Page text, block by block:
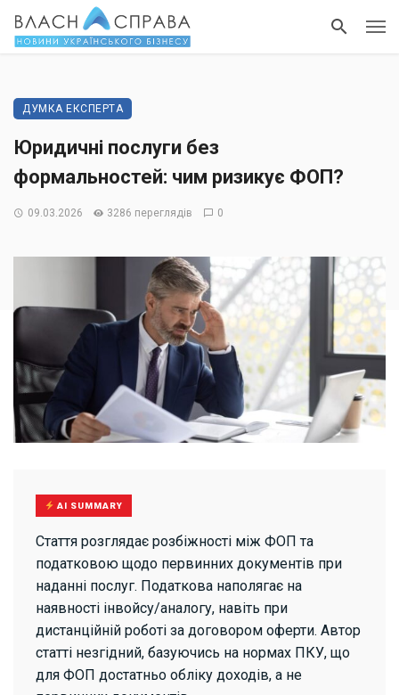
ДУМКА ЕКСПЕРТА
Юридичні послуги без
формальностей: чим ризикує ФОП?
09.03.2026 3286 переглядів 0
AI SUMMARY
Стаття розглядає розбіжності між ФОП та
податковою щодо первинних документів при
наданні послуг. Податкова наполягає на
наявності інвойсу/аналогу, навіть при
дистанційній роботі за договором оферти. Автор
статті незгідний, базуючись на нормах ПКУ, що
для ФОП достатньо обліку доходів, а не